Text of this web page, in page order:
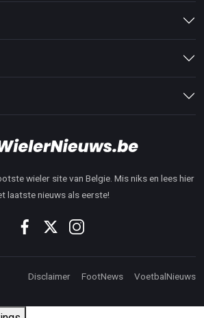
wieler site van Belgie. Mis niks en lees hier
laatste nieuws als eerste!
Disclaimer FootNews VoetbalNieuws